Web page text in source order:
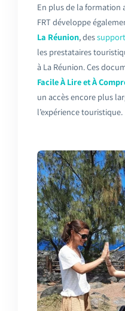
En plus de la formation
FRT développe
La Réunion, des
les prestataires
à La Réunion. Ces
Facile À Lire et À
un accès encore plus
l’expérience touristique.